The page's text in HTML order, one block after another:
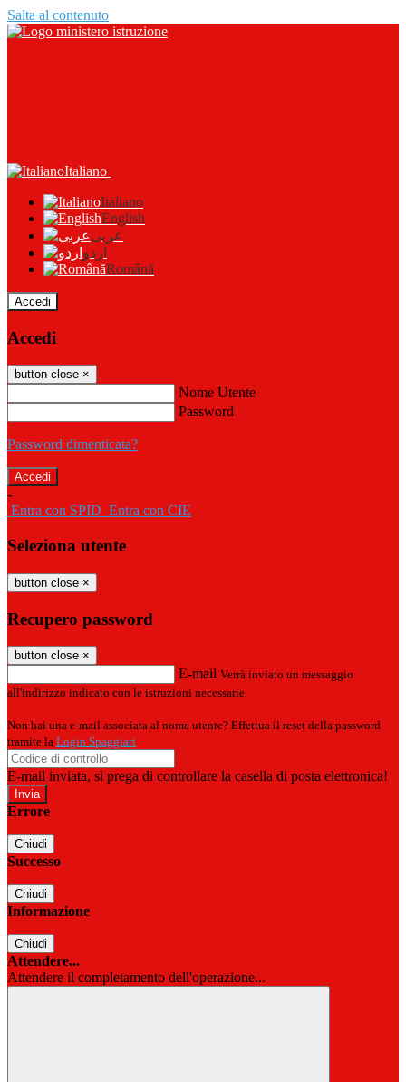
Salta al contenuto
Italiano
Italiano
English
عربى
اردو
Română
Accedi
Accedi
button close ×
Nome Utente
Password
Password dimenticata?
-
Entra con SPID Entra con CIE
Seleziona utente
button close ×
Recupero password
button close ×
E-mail Verrà inviato un messaggio
all'indirizzo indicato con le istruzioni necessarie.
Non hai una e-mail associata al nome utente? Effettua il reset della password
tramite la Login Spaggiari
E-mail inviata, si prega di controllare la casella di posta elettronica!
Errore
Chiudi
Successo
Chiudi
Informazione
Chiudi
Attendere...
Attendere il completamento dell'operazione...